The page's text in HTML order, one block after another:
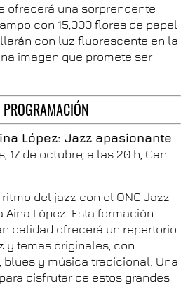
ofrecerá una sorprendente
con 15,000 flores de papel
con luz fluorescente en la
imagen que promete ser
López: Jazz apasionante
17 de octubre, a las 20 h, Can
del jazz con el ONC Jazz
Aina López. Esta formación
calidad ofrecerá un repertorio
y temas originales, con
blues y música tradicional. Una
disfrutar de estos grandes